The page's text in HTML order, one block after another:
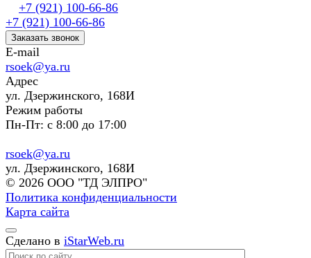
+7 (921) 100-66-86
+7 (921) 100-66-86
Заказать звонок
E-mail
rsoek@ya.ru
Адрес
ул. Дзержинского, 168И
Режим работы
Пн-Пт: с 8:00 до 17:00
rsoek@ya.ru
ул. Дзержинского, 168И
© 2026 ООО "ТД ЭЛПРО"
Политика конфиденциальности
Карта сайта
Сделано в iStarWeb.ru